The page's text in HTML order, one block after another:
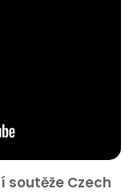
soutěže Czech